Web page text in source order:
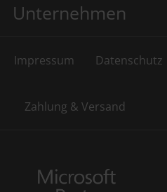
Unternehmen
Impressum Datenschutz
Zahlung & Versand